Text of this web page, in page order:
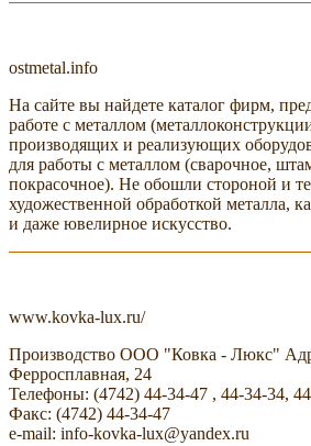
ostmetal.info
На сайте вы найдете каталог фирм,
работе с металлом
производящих и реализующих
для работы с металлом (сварочное,
покрасочное). Не обошли стороной и
художественной обработкой металла,
и даже ювелирное искусство.
www.kovka-lux.ru/
Производство ООО "Ковка - Люкс"
Ферросплавная, 24
Телефоны: (4742) 44-34-47 , 44-34-34,
Факс: (4742) 44-34-47
e-mail: info-kovka-lux@yandex.ru